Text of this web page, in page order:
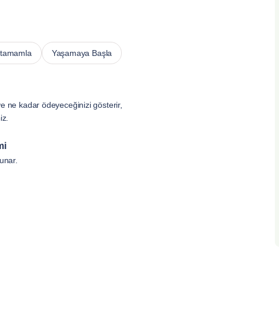
Yaşamaya Başla
ne kadar ödeyeceğinizi gösterir,